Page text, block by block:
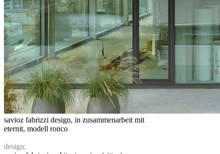
savioz fabrizzi design, in zusammenarbeit mit
eternit, modell ronco
design: